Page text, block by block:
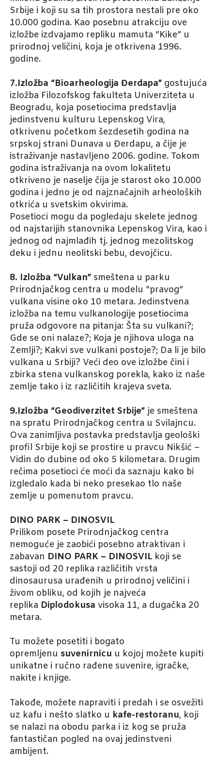
Srbije i koji su sa tih prostora nestali pre oko
10.000 godina. Kao posebnu atrakciju ove
izložbe izdvajamo repliku mamuta “Kike” u
prirodnoj veličini, koja je otkrivena 1996.
godine.
7.Izložba “Bioarheologija Đerdapa” gostujuća
izložba Filozofskog fakulteta Univerziteta u
Beogradu, koja posetiocima predstavlja
jedinstvenu kulturu Lepenskog Vira,
otkrivenu početkom šezdesetih godina na
srpskoj strani Dunava u Đerdapu, a čije je
istraživanje nastavljeno 2006. godine. Tokom
godina istraživanja na ovom lokalitetu
otkriveno je naselje čija je starost oko 10.000
godina i jedno je od najznačajnih arheoloških
otkrića u svetskim okvirima.
Posetioci mogu da pogledaju skelete jednog
od najstarijih stanovnika Lepenskog Vira, kao i
jednog od najmlađih tj. jednog mezolitskog
deku i jednu neolitski bebu, devojčicu.
8. Izložba “Vulkan” smeštena u parku
Prirodnjačkog centra u modelu ”pravog”
vulkana visine oko 10 metara. Jedinstvena
izložba na temu vulkanologije posetiocima
pruža odgovore na pitanja: Šta su vulkani?;
Gde se oni nalaze?; Koja je njihova uloga na
Zemlji?; Kakvi sve vulkani postoje?; Da li je bilo
vulkana u Srbiji? Veći deo ove izložbe čini i
zbirka stena vulkanskog porekla, kako iz naše
zemlje tako i iz različitih krajeva sveta.
9.Izložba “Geodiverzitet Srbije” je smeštena
na spratu Prirodnjačkog centra u Svilajncu.
Ova zanimljiva postavka predstavlja geološki
profil Srbije koji se prostire u pravcu Nikšić –
Vidin do dubine od oko 5 kilometara. Drugim
rečima posetioci će moći da saznaju kako bi
izgledalo kada bi neko presekao tlo naše
zemlje u pomenutom pravcu.
DINO PARK – DINOSVIL
Prilikom posete Prirodnjačkog centra
nemoguće je zaobići posebno atraktivan i
zabavan DINO PARK – DINOSVIL koji se
sastoji od 20 replika različitih vrsta
dinosaurusa urađenih u prirodnoj veličini i
živom obliku, od kojih je najveća
replika Diplodokusa visoka 11, a dugačka 20
metara.
Tu možete posetiti i bogato
opremljenu suvenirnicu u kojoj možete kupiti
unikatne i ručno rađene suvenire, igračke,
nakite i knjige.
Takođe, možete napraviti i predah i se osvežiti
uz kafu i nešto slatko u kafe-restoranu, koji
se nalazi na obodu parka i iz kog se pruža
fantastičan pogled na ovaj jedinstveni
ambijent.